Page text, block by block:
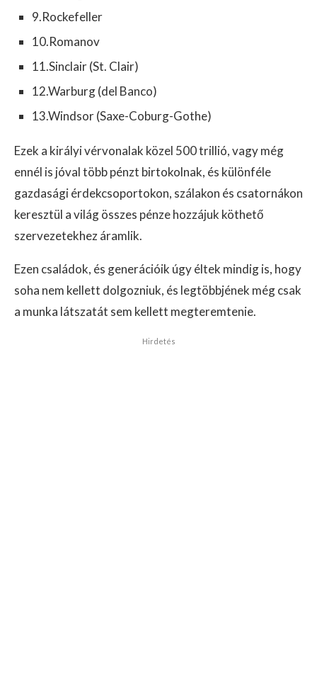
9.Rockefeller
10.Romanov
11.Sinclair (St. Clair)
12.Warburg (del Banco)
13.Windsor (Saxe-Coburg-Gothe)
Ezek a királyi vérvonalak közel 500 trillió, vagy még
ennél is jóval több pénzt birtokolnak, és különféle
gazdasági érdekcsoportokon, szálakon és csatornákon
keresztül a világ összes pénze hozzájuk köthető
szervezetekhez áramlik.
Ezen családok, és generációik úgy éltek mindig is, hogy
soha nem kellett dolgozniuk, és legtöbbjének még csak
a munka látszatát sem kellett megteremtenie.
Hirdetés